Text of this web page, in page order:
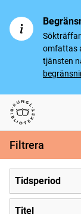
omfattas
tjänsten
Svenska tidningar
Filtrera
Tidsperiod
Titel